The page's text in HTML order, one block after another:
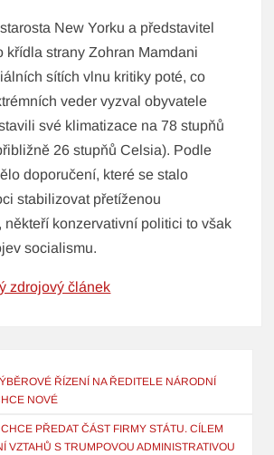
New Yorku a představitel
křídla strany Zohran Mamdani
sítích vlnu kritiky poté, co
veder vyzval obyvatele
své klimatizace na 78 stupňů
26 stupňů Celsia). Podle
doporučení, které se stalo
stabilizovat přetíženou
někteří konzervativní politici to však
socialismu.
zdrojový článek
ŘÍZENÍ NA ŘEDITELE NÁRODNÍ
NOVÉ
PŘEDAT ČÁST FIRMY STÁTU. CÍLEM
VZTAHŮ S TRUMPOVOU ADMINISTRATIVOU